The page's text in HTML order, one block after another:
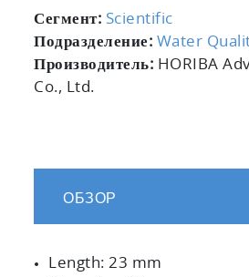
Сегмент: Scientific
Подразделение: Water
Производитель: HORIBA
Co., Ltd.
ОБЗОР
Length: 23 mm